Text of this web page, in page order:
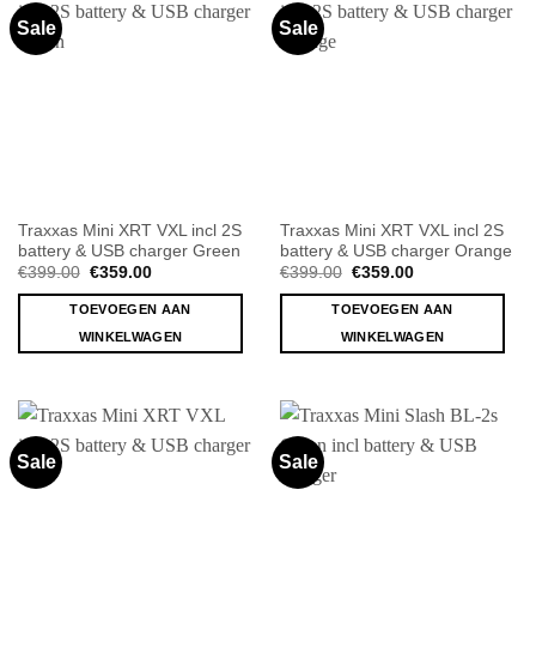
Sale
Traxxas Mini XRT VXL incl 2S
battery & USB charger Green
€399.00 Oorspronkelijke
was:
€399.00.
€359.00Huidige
is:
€359.00.
TOEVOEGEN AAN
WINKELWAGEN
Sale
Traxxas Mini XRT VXL incl 2S
battery & USB charger Orange
€399.00 Oorspronkelijke
was:
€399.00.
€359.00Huidige
is:
€359.00.
TOEVOEGEN AAN
WINKELWAGEN
Sale Sale